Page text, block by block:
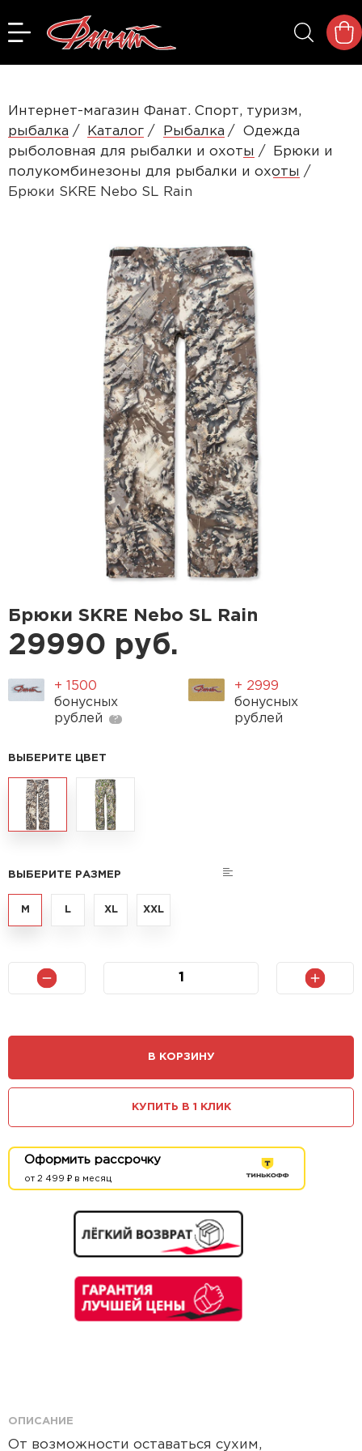
Интернет-магазин Фанат. Спорт, туризм,
рыбалка
Каталог Рыбалка
Одежда
рыболовная для рыбалки и охоты
Брюки и
полукомбинезоны для рыбалки и охоты
Брюки SKRE Nebo SL Rain
Брюки SKRE Nebo SL Rain
29990 руб.
+ 1500
бонусных
рублей
?
+ 2999
бонусных
рублей
ВЫБЕРИТЕ ЦВЕТ
ВЫБЕРИТЕ РАЗМЕР
M L XL XXL
В КОРЗИНУ
КУПИТЬ В 1 КЛИК
Оформить рассрочку
от 2 499 ₽ в месяц
ОПИСАНИЕ
От возможности оставаться сухим,